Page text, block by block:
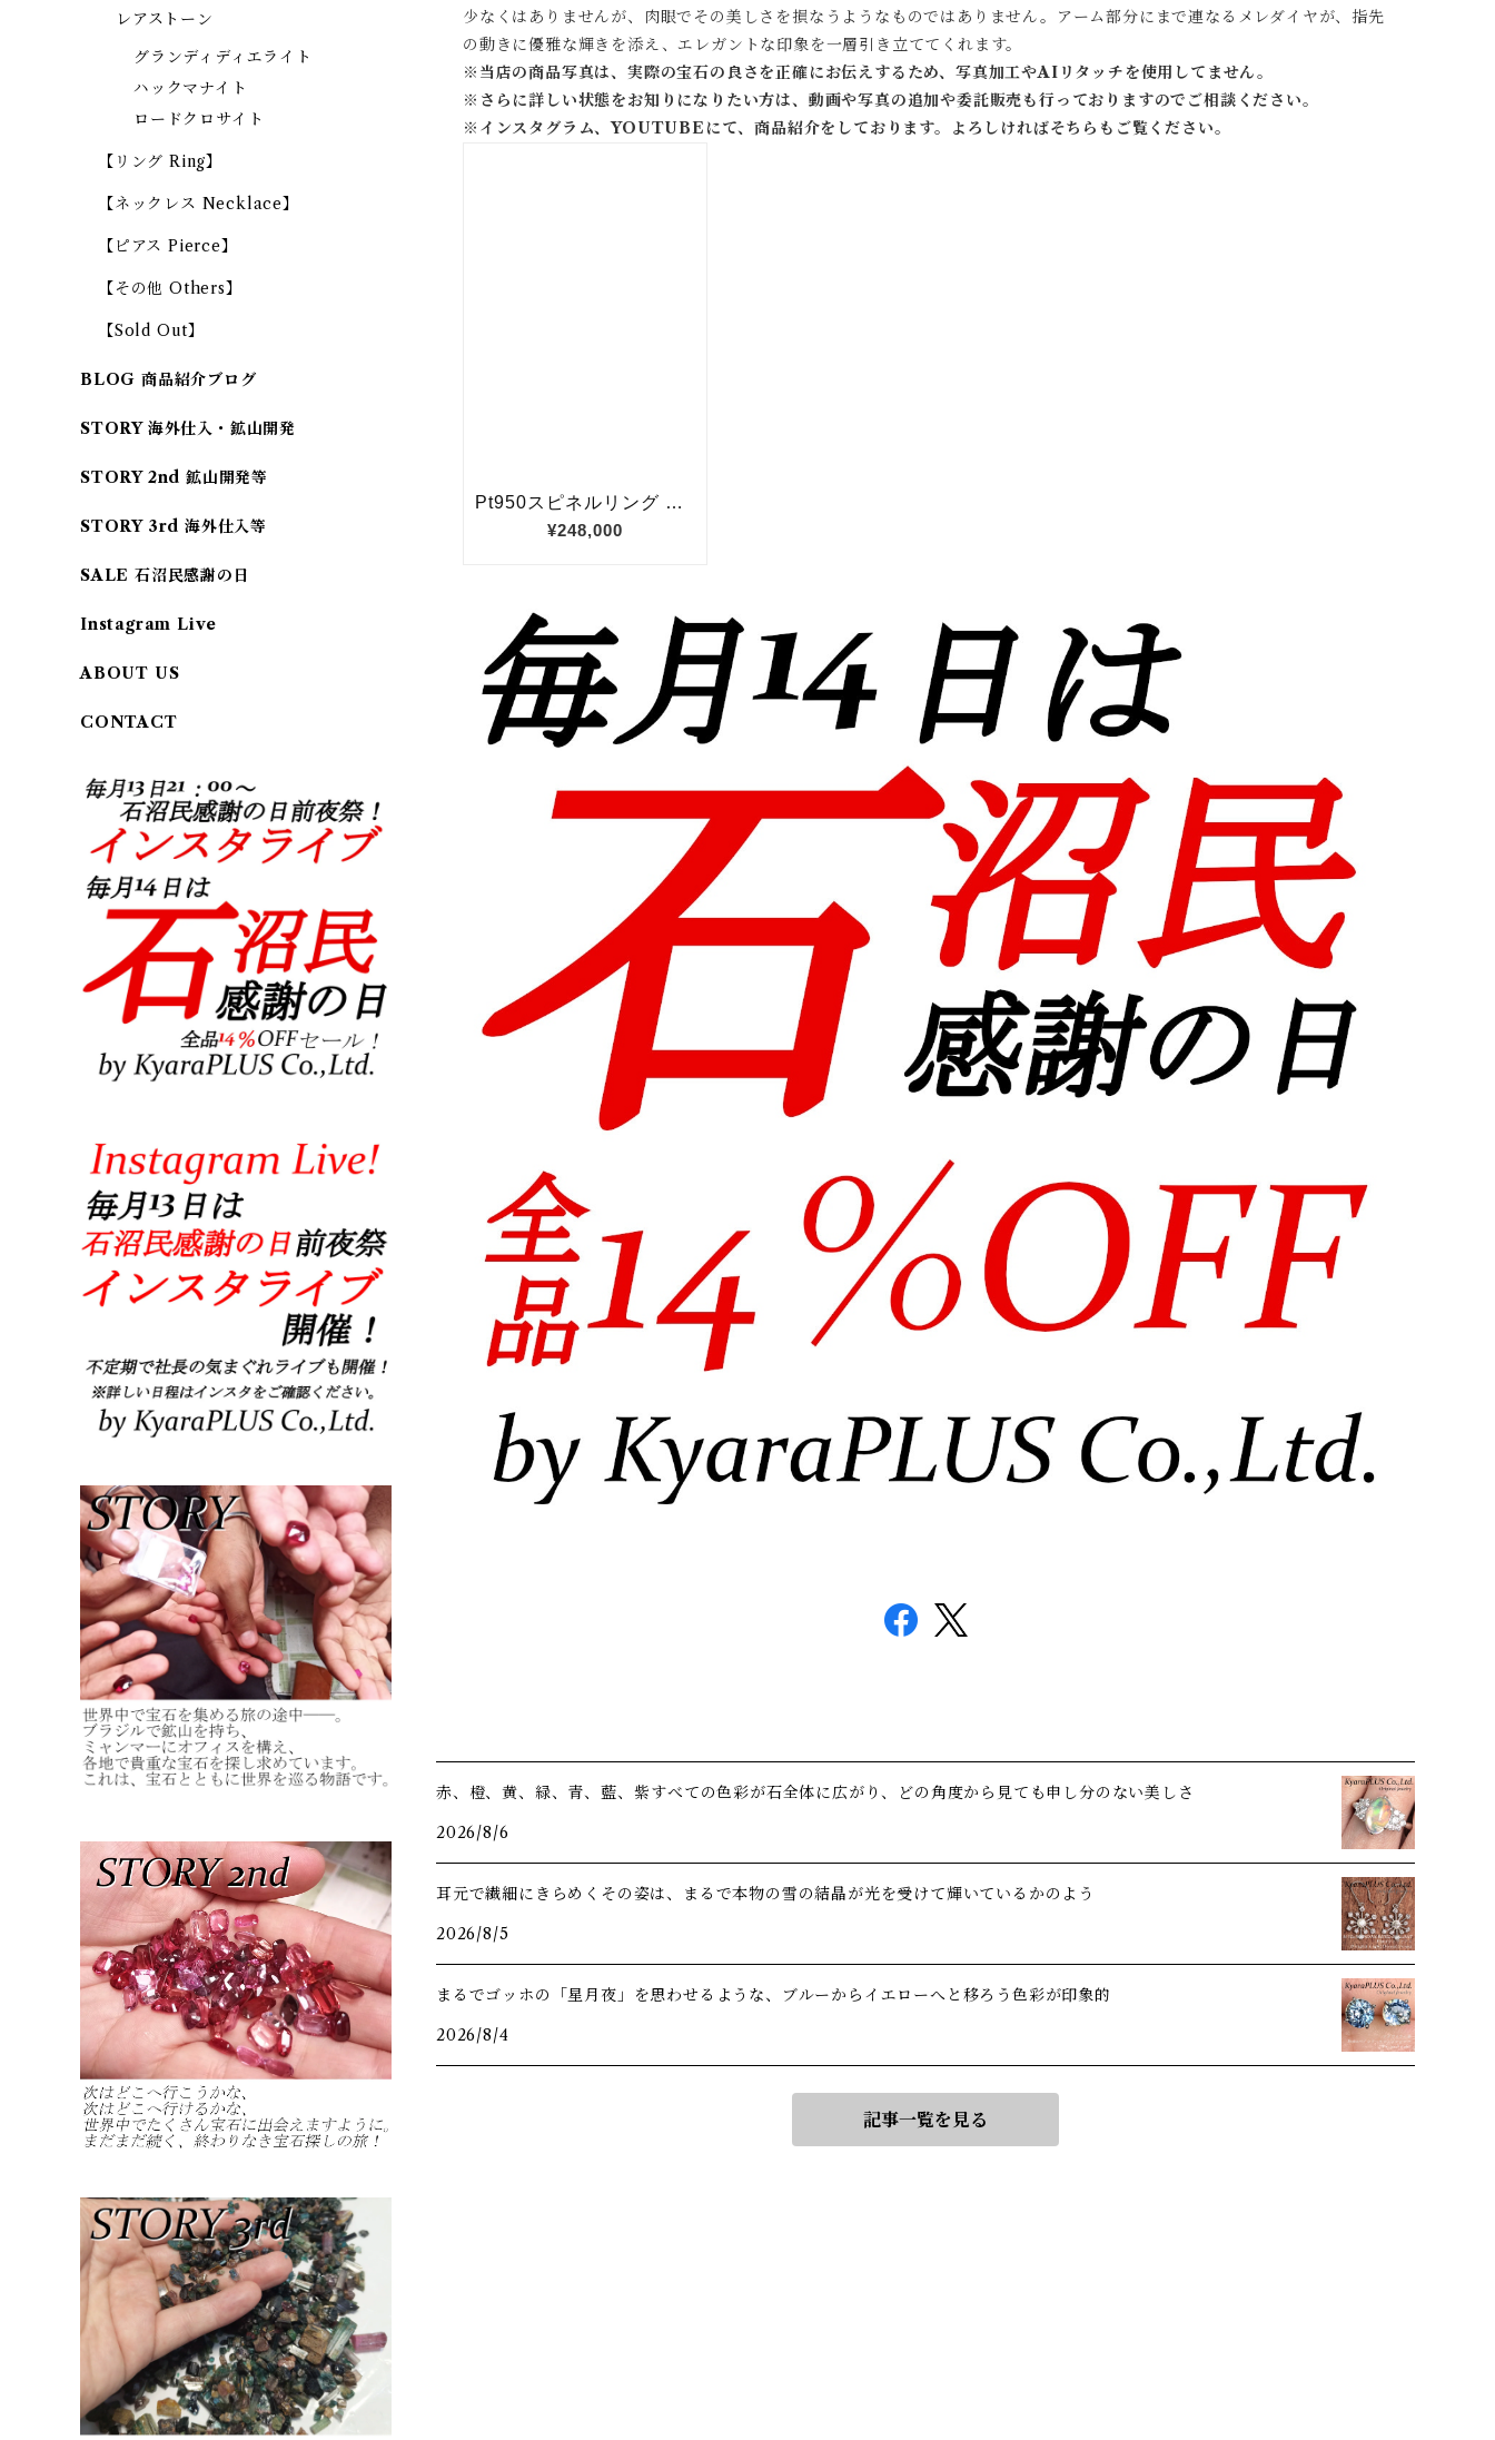
少なくはありませんが、肉眼でその美しさを損なうようなものではありません。アーム部分にまで連なるメレダイヤが、指先
の動きに優雅な輝きを添え、エレガントな印象を一層引き立ててくれます。
※当店の商品写真は、実際の宝石の良さを正確にお伝えするため、写真加工やAIリタッチを使用してません。
※ さらに詳しい状態をお知りになりたい方は、動画や写真の追加や委託販売も行っておりますのでご相談ください。
※ インスタグラム、YOUTUBEにて、商品紹介をしております。よろしければそちらもご覧ください。
赤、橙、黄、緑、青、藍、紫――すべての色彩が石全体に広がり、どの角度から見ても申し分のない美しさ
2026/8/6
耳元で繊細にきらめくその姿は、まるで本物の雪の結晶が光を受けて輝いているかのよう
2026/8/5
まるでゴッホの「星月夜」を思わせるような、ブルーからイエローへと移ろう色彩が印象的
2026/8/4
記事一覧を見る
レアストーン
グランディディエライト
ハックマナイト
ロードクロサイト
【リング Ring】
【ネックレス Necklace】
【ピアス Pierce】
【その他 Others】
【Sold Out】
BLOG 商品紹介ブログ
STORY 海外仕入・鉱山開発
STORY 2nd 鉱山開発等
STORY 3rd 海外仕入等
SALE 石沼民感謝の日
Instagram Live
ABOUT US
CONTACT